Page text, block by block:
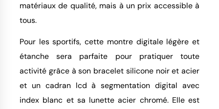
matériaux de qualité, mais à un prix accessible à
tous.
Pour les sportifs, cette montre digitale légère et
étanche sera parfaite pour pratiquer toute
activité grâce à son bracelet silicone noir et acier
et un cadran lcd à segmentation digital avec
index blanc et sa lunette acier chromé. Elle est